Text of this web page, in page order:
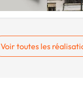
Voir toutes les